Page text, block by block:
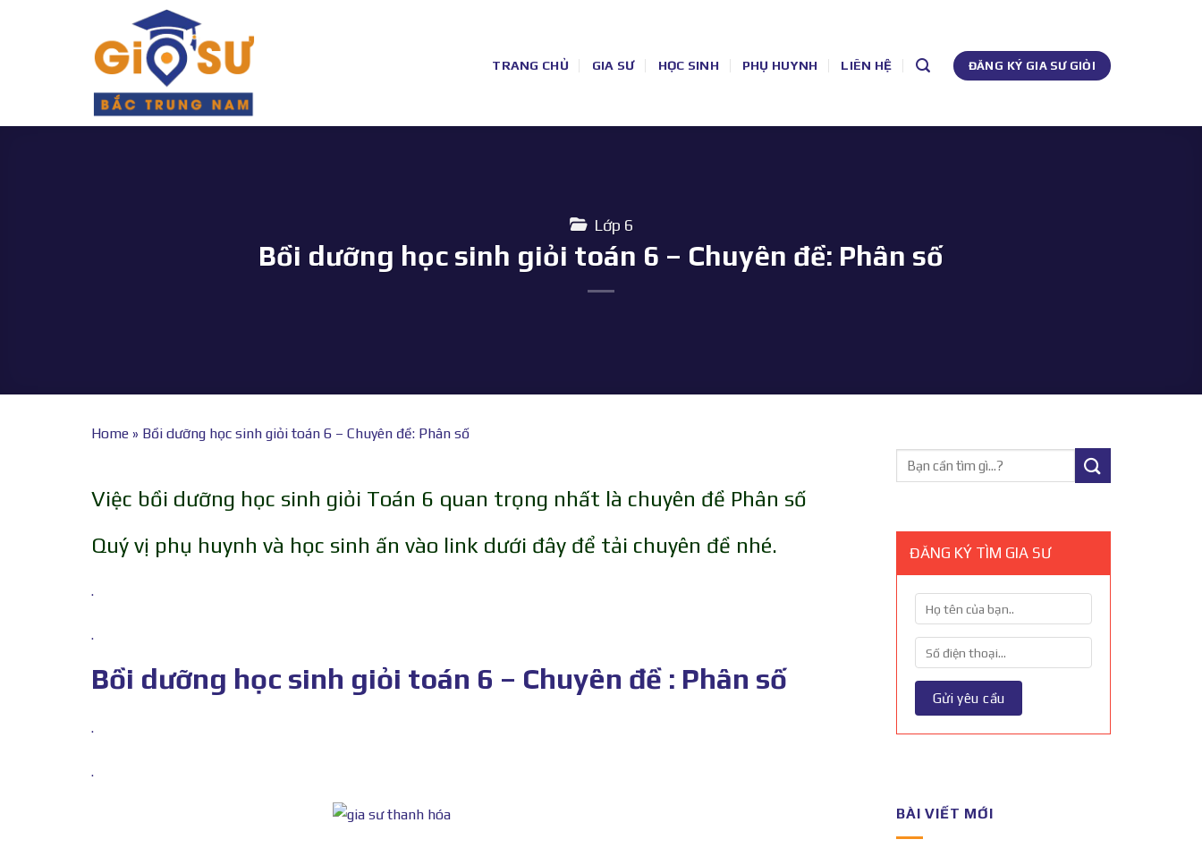
TRANG CHỦ GIA SƯ HỌC SINH PHỤ HUYNH LIÊN HỆ ĐĂNG KÝ GIA SƯ GIỎI
Lớp 6
Bồi dưỡng học sinh giỏi toán 6 – Chuyên đề: Phân số
Home » Bồi dưỡng học sinh giỏi toán 6 – Chuyên đề: Phân số
Việc bồi dưỡng học sinh giỏi Toán 6 quan trọng nhất là chuyên đề Phân số
Quý vị phụ huynh và học sinh ấn vào link dưới đây để tải chuyên đề nhé.
.
.
Bồi dưỡng học sinh giỏi toán 6 – Chuyên đề : Phân số
.
.
ĐĂNG KÝ TÌM GIA SƯ
BÀI VIẾT MỚI